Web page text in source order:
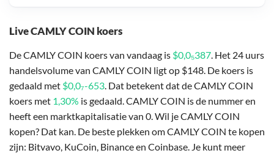
Live CAMLY COIN koers
De CAMLY COIN koers van vandaag is $0,0₅387. Het 24 uurs
handelsvolume van CAMLY COIN ligt op $148. De koers is
gedaald met $0,0₇-653. Dat betekent dat de CAMLY COIN
koers met 1,30% is gedaald. CAMLY COIN is de nummer en
heeft een marktkapitalisatie van 0. Wil je CAMLY COIN
kopen? Dat kan. De beste plekken om CAMLY COIN te kopen
zijn: Bitvavo, KuCoin, Binance en Coinbase. Je kunt meer